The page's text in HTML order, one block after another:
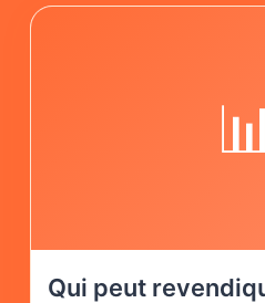
📊
Qui peut